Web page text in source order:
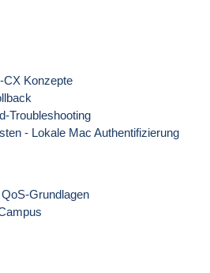
CX Konzepte
Troubleshooting
- Lokale Mac Authentifizierung
Grundlagen